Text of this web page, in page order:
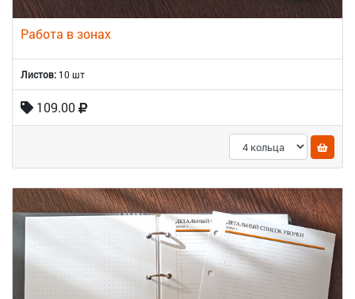
Работа в зонах
Листов: 10 шт
109.00